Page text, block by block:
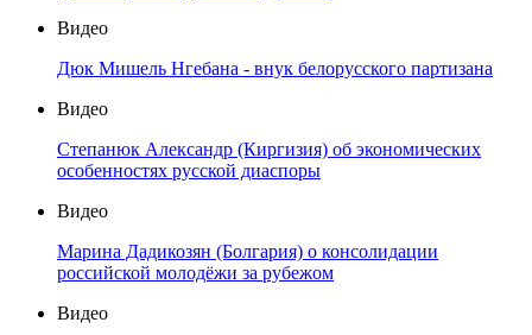
Видео
Дюк Мишель Нгебана - внук белорусского партизана
Видео
Степанюк Александр (Киргизия) об экономических
особенностях русской диаспоры
Видео
Марина Дадикозян (Болгария) о консолидации
российской молодёжи за рубежом
Видео